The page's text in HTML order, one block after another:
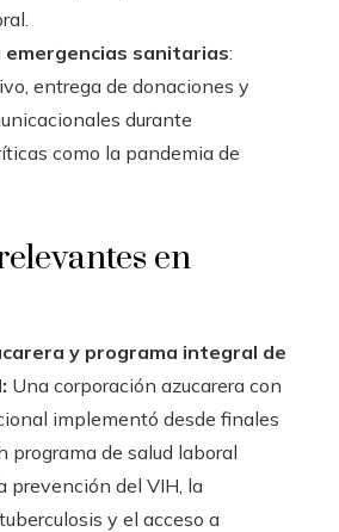
emergencias sanitarias:
entrega de donaciones y
durante
como la pandemia de
en
y programa integral de
Una corporación azucarera con
implementó desde finales
programa de salud laboral
prevención del VIH, la
y el acceso a